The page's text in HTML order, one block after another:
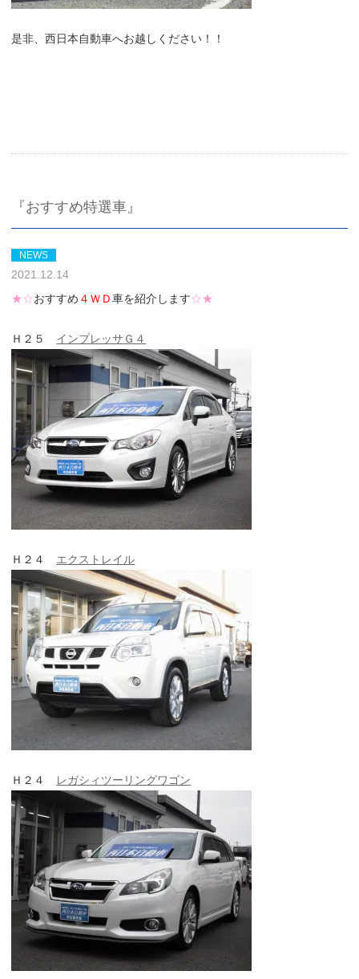
是非、西日本自動車へお越しください！！
『おすすめ特選車』
NEWS
2021.12.14
★☆おすすめ ４ＷＤ車を紹介します☆★
Ｈ２５ インプレッサＧ４
Ｈ２４ エクストレイル
Ｈ２４ レガシィツーリングワゴン